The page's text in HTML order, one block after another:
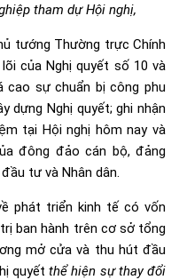
tham dự Hội nghị,
tướng Thường trực Chính
của Nghị quyết số 10 và
cao sự chuẩn bị công phu
dựng Nghị quyết; ghi nhận
tại Hội nghị hôm nay và
đông đảo cán bộ, đảng
tư và Nhân dân.
phát triển kinh tế có vốn
ban hành trên cơ sở tổng
mở cửa và thu hút đầu
quyếtthể hiện sự thay đổi